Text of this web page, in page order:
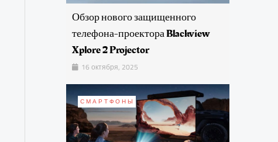
Обзор нового защищенного
телефона-проектора Blackview
Xplore 2 Projector
16 октября, 2025
СМАРТФОНЫ